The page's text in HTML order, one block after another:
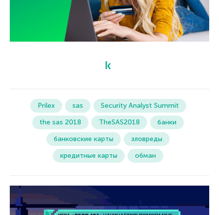
Prilex sas
Security Analyst Summit
the sas 2018
TheSAS2018
банки
банковские карты
зловреды
кредитные карты
обман